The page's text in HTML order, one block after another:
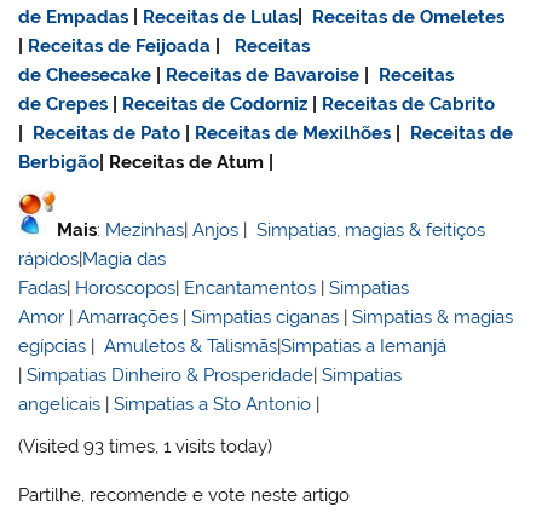
de Empadas
Receitas de Lulas
Receitas de Omeletes
Receitas de Feijoada
Receitas
de Cheesecake
Receitas de Bavaroise
Receitas
de Crepes
Receitas de Codorniz
Receitas de Cabrito
Receitas de Pato Receitas de Mexilhões
Receitas de
Berbigão | Receitas de Atum |
Mais: Mezinhas|Anjos |Simpatias, magias & feitiços
rápidos|Magia das
Fadas| Horoscopos| Encantamentos |Simpatias
Amor |Amarrações |Simpatias ciganas |Simpatias & magias
egípcias |Amuletos & Talismãs|Simpatias a Iemanjá
|Simpatias Dinheiro & Prosperidade|Simpatias
angelicais |Simpatias a Sto Antonio |
(Visited 93 times, 1 visits today)
Partilhe, recomende e vote neste artigo